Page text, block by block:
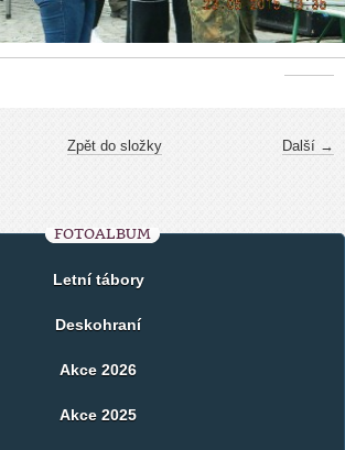
Další →
Zpět do složky
FOTOALBUM
Letní tábory
Deskohraní
Akce 2026
Akce 2025